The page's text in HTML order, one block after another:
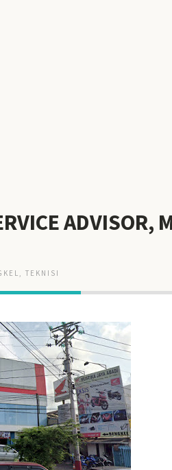
ADVISOR,
, TEKNISI